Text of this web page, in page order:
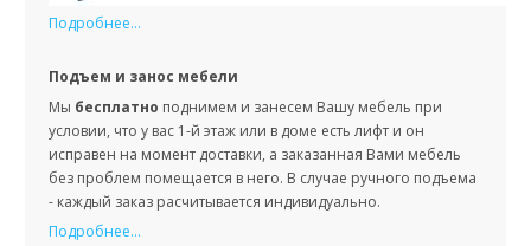
Подробнее...
Подъем и занос мебели
Мы бесплатно поднимем и занесем Вашу мебель при
условии, что у вас 1-й этаж или в доме есть лифт и он
исправен на момент доставки, а заказанная Вами мебель
без проблем помещается в него. В случае ручного подъема
- каждый заказ расчитывается индивидуально.
Подробнее...